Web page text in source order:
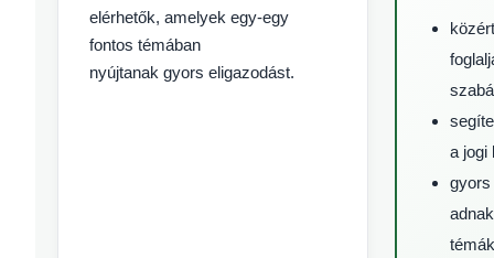
elérhetők, amelyek egy-egy
fontos témában
nyújtanak gyors eligazodást.
a jogi